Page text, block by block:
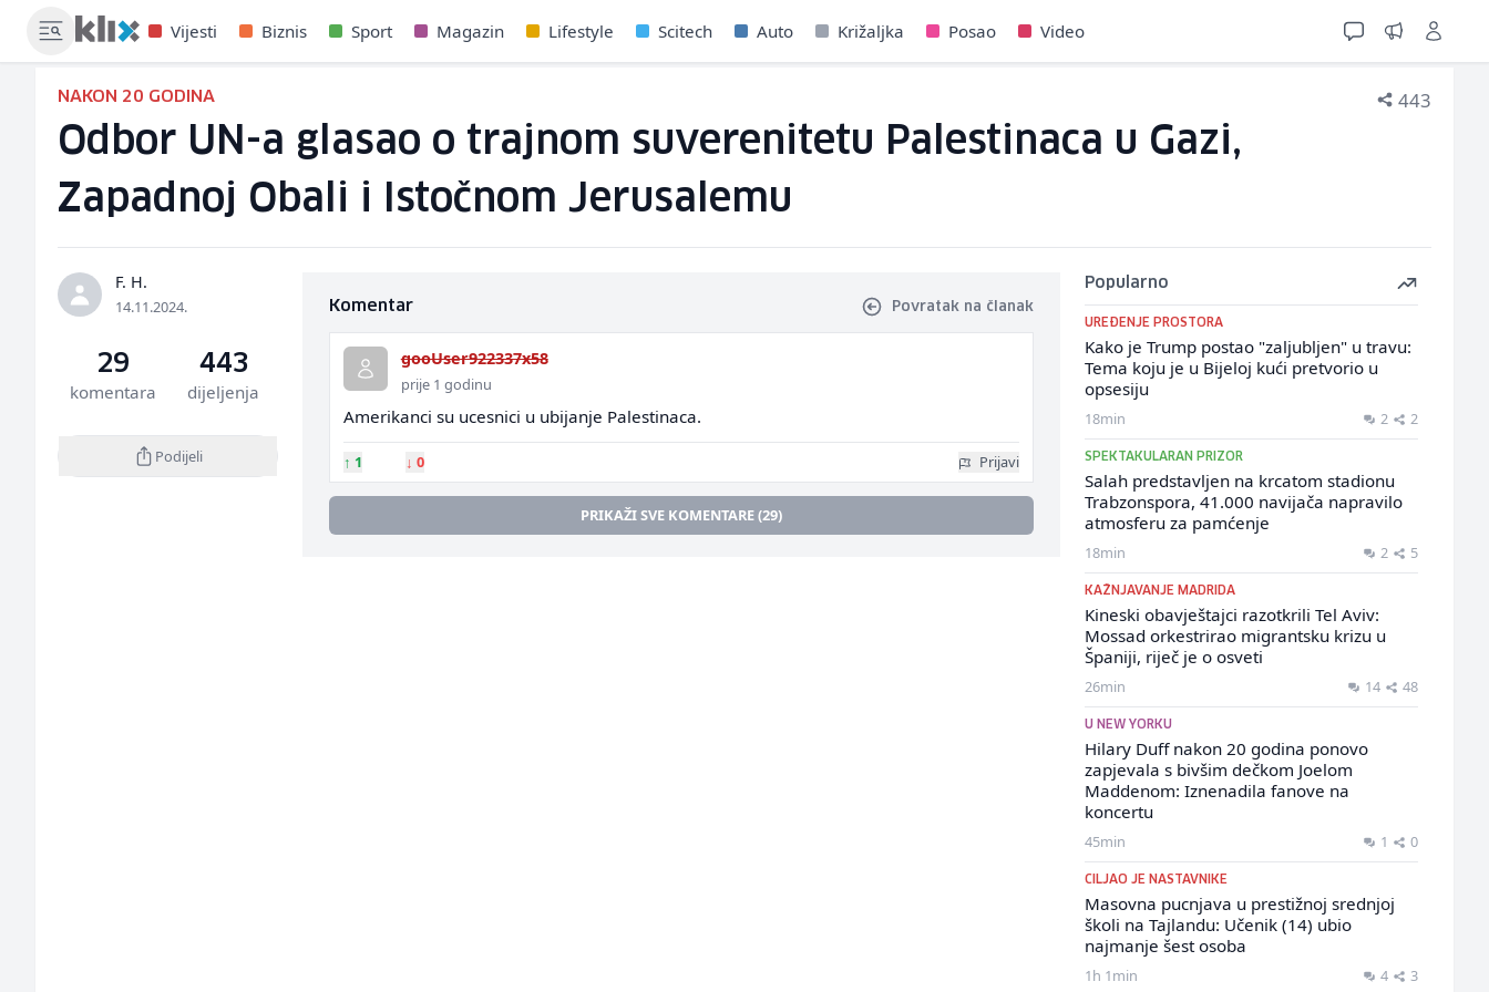
Vijesti Biznis Sport Magazin Lifestyle Scitech Auto Križaljka Posao Video
NAKON 20 GODINA 443
Odbor UN-a glasao o trajnom suverenitetu Palestinaca u Gazi,
Zapadnoj Obali i Istočnom Jerusalemu
F. H.
14.11.2024.
29
komentara
443
dijeljenja
Podijeli
Komentar Povratak na članak
gooUser922337x58
prije 1 godinu
Amerikanci su ucesnici u ubijanje Palestinaca.
↑ 1 ↓ 0 Prijavi
PRIKAŽI SVE KOMENTARE (29)
Popularno
UREĐENJE PROSTORA
Kako je Trump postao "zaljubljen" u travu:
Tema koju je u Bijeloj kući pretvorio u
opsesiju
18min 2 2
SPEKTAKULARAN PRIZOR
Salah predstavljen na krcatom stadionu
Trabzonspora, 41.000 navijača napravilo
atmosferu za pamćenje
18min 2 5
KAŽNJAVANJE MADRIDA
Kineski obavještajci razotkrili Tel Aviv:
Mossad orkestrirao migrantsku krizu u
Španiji, riječ je o osveti
26min 14 48
U NEW YORKU
Hilary Duff nakon 20 godina ponovo
zapjevala s bivšim dečkom Joelom
Maddenom: Iznenadila fanove na
koncertu
45min 1 0
CILJAO JE NASTAVNIKE
Masovna pucnjava u prestižnoj srednjoj
školi na Tajlandu: Učenik (14) ubio
najmanje šest osoba
1h 1min 4 3